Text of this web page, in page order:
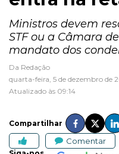
Ministros devem
STF ou a Câmara
mandato dos
Da Redação
quarta-feira, 5 de dezembro de
Atualizado às 09:14
Compartilhar
Comentar